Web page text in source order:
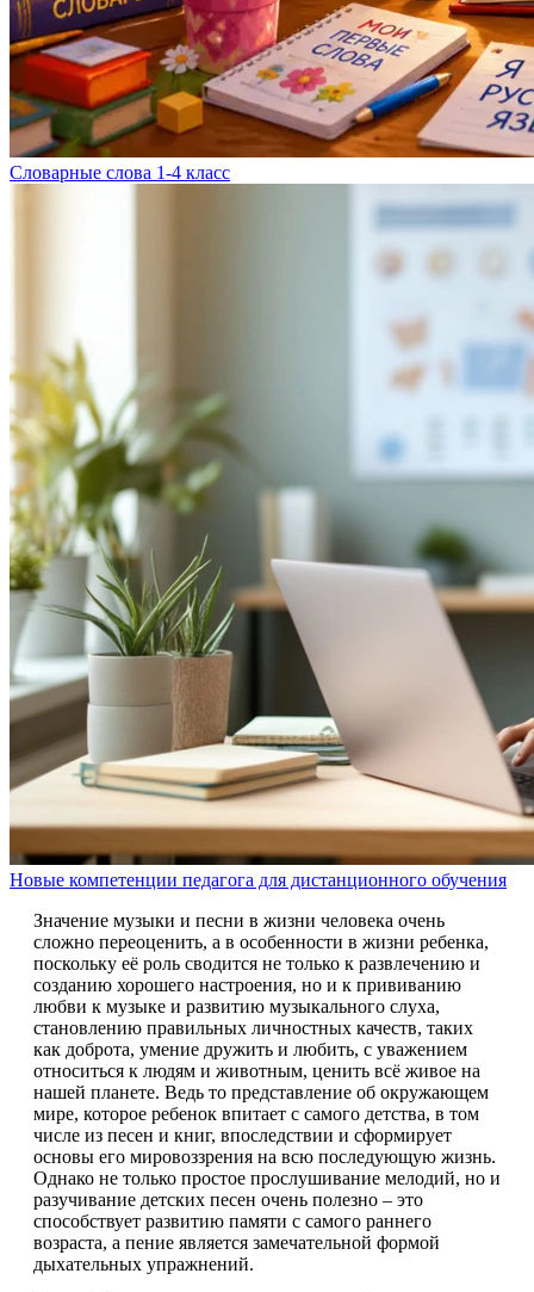
Словарные слова 1-4 класс
Новые компетенции педагога для дистанционного обучения
Значение музыки и песни в жизни человека очень
сложно переоценить, а в особенности в жизни ребенка,
поскольку её роль сводится не только к развлечению и
созданию хорошего настроения, но и к прививанию
любви к музыке и развитию музыкального слуха,
становлению правильных личностных качеств, таких
как доброта, умение дружить и любить, с уважением
относиться к людям и животным, ценить всё живое на
нашей планете. Ведь то представление об окружающем
мире, которое ребенок впитает с самого детства, в том
числе из песен и книг, впоследствии и сформирует
основы его мировоззрения на всю последующую жизнь.
Однако не только простое прослушивание мелодий, но и
разучивание детских песен очень полезно – это
способствует развитию памяти с самого раннего
возраста, а пение является замечательной формой
дыхательных упражнений.